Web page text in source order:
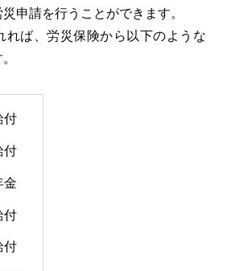
申請を行うことができます。
れば、労災保険から以下のような
付
付
金
付
付